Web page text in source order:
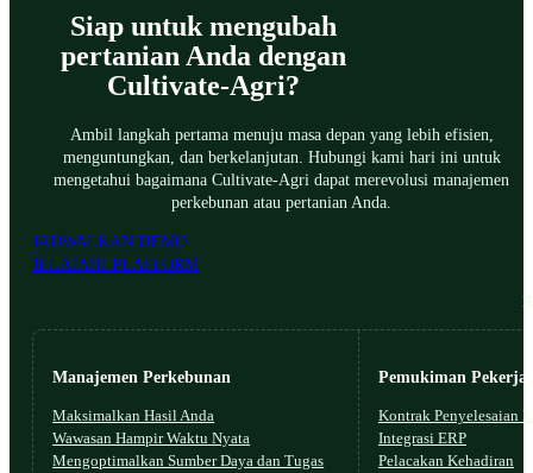
Siap untuk mengubah
pertanian Anda dengan
Cultivate-Agri?
Ambil langkah pertama menuju masa depan yang lebih efisien,
menguntungkan, dan berkelanjutan. Hubungi kami hari ini untuk
mengetahui bagaimana Cultivate-Agri dapat merevolusi manajemen
perkebunan atau pertanian Anda.
JADWALKAN DEMO
JELAJAHI PLATFORM
Manajemen Perkebunan
Maksimalkan Hasil Anda
Wawasan Hampir Waktu Nyata
Mengoptimalkan Sumber Daya dan Tugas
Pemukiman Pekerja
Kontrak Penyelesaian
Integrasi ERP
Pelacakan Kehadiran